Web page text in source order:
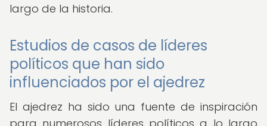
largo de la historia.
Estudios de casos de líderes
políticos que han sido
influenciados por el ajedrez
El ajedrez ha sido una fuente de inspiración